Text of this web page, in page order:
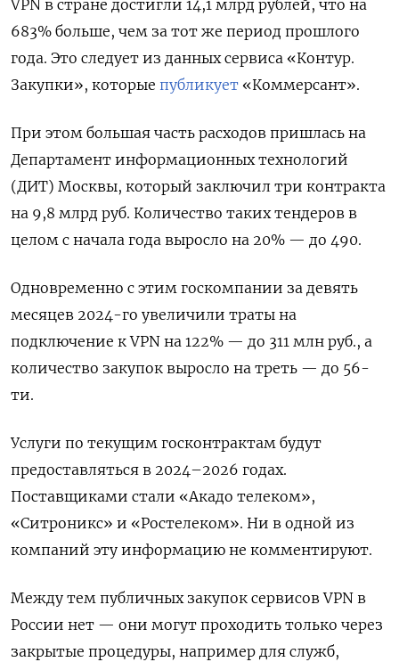
VPN в стране достигли 14,1 млрд рублей, что на
683% больше, чем за тот же период прошлого
года. Это следует из данных сервиса «Контур.
Закупки», которые публикует «Коммерсант».
При этом большая часть расходов пришлась на
Департамент информационных технологий
(ДИТ) Москвы, который заключил три контракта
на 9,8 млрд руб. Количество таких тендеров в
целом с начала года выросло на 20% — до 490.
Одновременно с этим госкомпании за девять
месяцев 2024-го увеличили траты на
подключение к VPN на 122% — до 311 млн руб., а
количество закупок выросло на треть — до 56-
ти.
Услуги по текущим госконтрактам будут
предоставляться в 2024–2026 годах.
Поставщиками стали «Акадо телеком»,
«Ситроникс» и «Ростелеком». Ни в одной из
компаний эту информацию не комментируют.
Между тем публичных закупок сервисов VPN в
России нет — они могут проходить только через
закрытые процедуры, например для служб,